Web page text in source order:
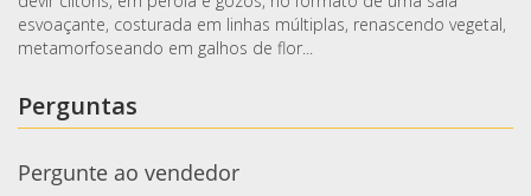
esvoaçante, costurada em linhas múltiplas, renascendo vegetal,
metamorfoseando em galhos de flor...
Perguntas
Pergunte ao vendedor